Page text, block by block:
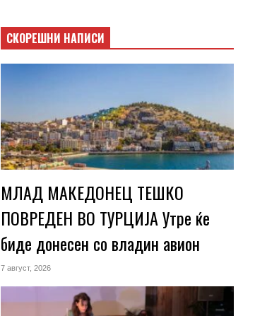
СКОРЕШНИ НАПИСИ
МЛАД МАКЕДОНЕЦ ТЕШКО
ПОВРЕДЕН ВО ТУРЦИЈА Утре ќе
биде донесен со владин авион
7 август, 2026